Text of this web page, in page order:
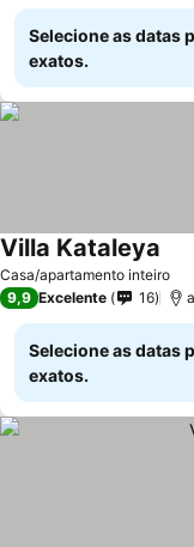
Selecione as datas
exatos.
Casa/apartamento inteiro
Villa Kataleya
9,9 Excelente 16
Selecione as datas
exatos.